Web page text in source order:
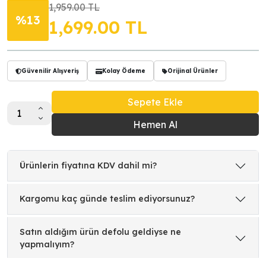
%13
1,959.00 TL
1,699.00 TL
Güvenilir Alışveriş Kolay Ödeme Orijinal Ürünler
Sepete Ekle
Hemen Al
Ürünlerin fiyatına KDV dahil mi?
Kargomu kaç günde teslim ediyorsunuz?
Satın aldığım ürün defolu geldiyse ne
yapmalıyım?